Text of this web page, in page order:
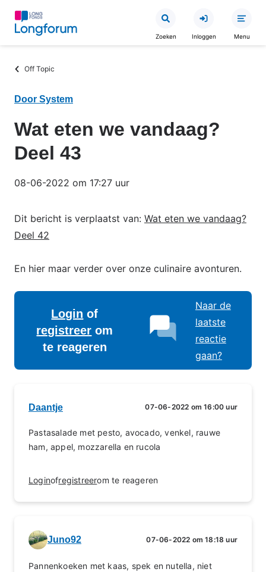
Overslaan
inhoud
Zoeken Inloggen Menu
Kruimelpad
Off Topic
Door System
Wat eten we vandaag?
Deel 43
08-06-2022 om 17:27 uur
Dit bericht is verplaatst van: Wat eten we vandaag?
Deel 42
En hier maar verder over onze culinaire avonturen.
Login of
registreer om
te reageren
Naar de
laatste
reactie
gaan?
Daantje 07-06-2022 om 16:00 uur
Pastasalade met pesto, avocado, venkel, rauwe
ham, appel, mozzarella en rucola
Loginofregistreerom te reageren
Juno92 07-06-2022 om 18:18 uur
Pannenkoeken met kaas, spek en nutella, niet